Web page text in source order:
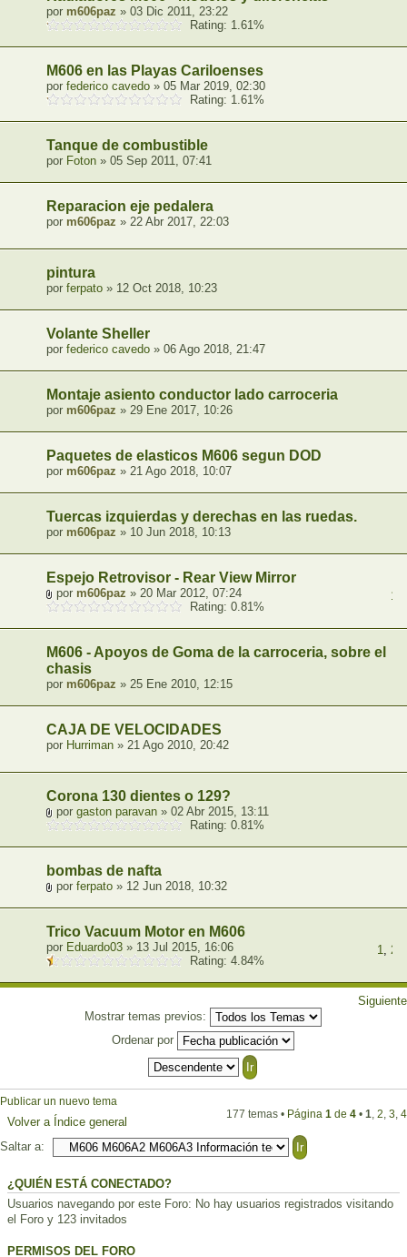
por m606paz » 03 Dic 2011, 23:22
Rating: 1.61%
M606 en las Playas Cariloenses
por federico cavedo » 05 Mar 2019, 02:30
Rating: 1.61%
Tanque de combustible
por Foton » 05 Sep 2011, 07:41
Reparacion eje pedalera
por m606paz » 22 Abr 2017, 22:03
pintura
por ferpato » 12 Oct 2018, 10:23
Volante Sheller
por federico cavedo » 06 Ago 2018, 21:47
Montaje asiento conductor lado carroceria
por m606paz » 29 Ene 2017, 10:26
Paquetes de elasticos M606 segun DOD
por m606paz » 21 Ago 2018, 10:07
Tuercas izquierdas y derechas en las ruedas.
por m606paz » 10 Jun 2018, 10:13
Espejo Retrovisor - Rear View Mirror
1
por m606paz » 20 Mar 2012, 07:24
Rating: 0.81%
M606 - Apoyos de Goma de la carroceria, sobre el
chasis
por m606paz » 25 Ene 2010, 12:15
CAJA DE VELOCIDADES
por Hurriman » 21 Ago 2010, 20:42
Corona 130 dientes o 129?
por gaston paravan » 02 Abr 2015, 13:11
Rating: 0.81%
bombas de nafta
por ferpato » 12 Jun 2018, 10:32
Trico Vacuum Motor en M606
1, 2
por Eduardo03 » 13 Jul 2015, 16:06
Rating: 4.84%
Siguiente
Mostrar temas previos:
Ordenar por
Publicar un nuevo tema
177 temas • Página 1 de 4 • 1, 2, 3, 4
Volver a Índice general
Saltar a:
¿QUIÉN ESTÁ CONECTADO?
Usuarios navegando por este Foro: No hay usuarios registrados visitando
el Foro y 123 invitados
PERMISOS DEL FORO